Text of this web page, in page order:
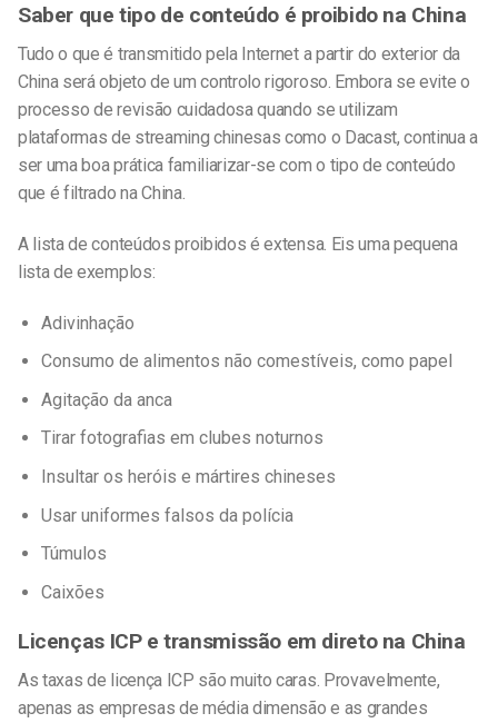
Saber que tipo de conteúdo é proibido na China
Tudo o que é transmitido pela Internet a partir do exterior da
China será objeto de um controlo rigoroso. Embora se evite o
processo de revisão cuidadosa quando se utilizam
plataformas de streaming chinesas como o Dacast, continua a
ser uma boa prática familiarizar-se com o tipo de conteúdo
que é filtrado na China.
A lista de conteúdos proibidos é extensa. Eis uma pequena
lista de exemplos:
Adivinhação
Consumo de alimentos não comestíveis, como papel
Agitação da anca
Tirar fotografias em clubes noturnos
Insultar os heróis e mártires chineses
Usar uniformes falsos da polícia
Túmulos
Caixões
Licenças ICP e transmissão em direto na China
As taxas de licença ICP são muito caras. Provavelmente,
apenas as empresas de média dimensão e as grandes